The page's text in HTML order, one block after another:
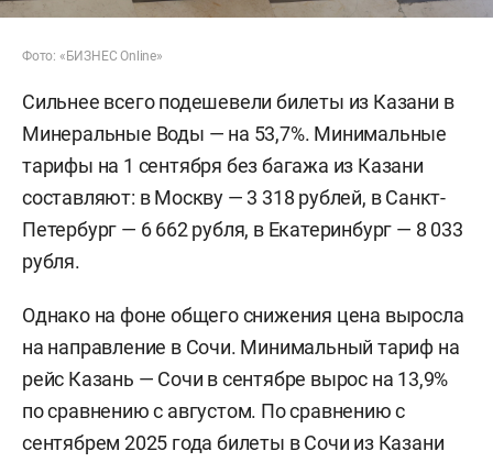
Фото: «БИЗНЕС Online»
Сильнее всего подешевели билеты из Казани в
Минеральные Воды — на 53,7%. Минимальные
тарифы на 1 сентября без багажа из Казани
составляют: в Москву — 3 318 рублей, в Санкт-
Петербург — 6 662 рубля, в Екатеринбург — 8 033
рубля.
Однако на фоне общего снижения цена выросла
на направление в Сочи. Минимальный тариф на
рейс Казань — Сочи в сентябре вырос на 13,9%
по сравнению с августом. По сравнению с
сентябрем 2025 года билеты в Сочи из Казани